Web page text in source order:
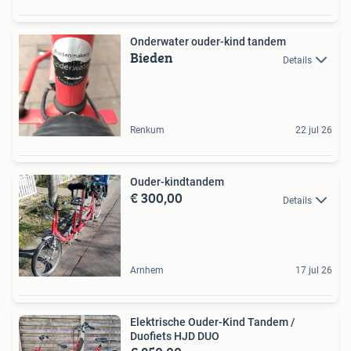
Onderwater ouder-kind tandem
Bieden Details
Renkum 22 jul 26
Ouder-kindtandem
€ 300,00 Details
Arnhem 17 jul 26
Elektrische Ouder-Kind Tandem /
Duofiets HJD DUO